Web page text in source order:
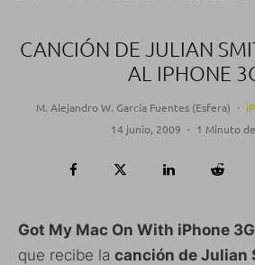
CANCIÓN DE JULIAN
AL IPHONE
M. Alejandro W. García Fuentes (Esfera) ·
14 junio, 2009 · 1 Minuto
Got My Mac On With iPhone
que recibe la canción de Julian